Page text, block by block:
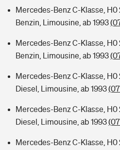
Typklassen: So ist Ihr Auto
Sie haben Fragen?
Mercedes-Benz C-Klasse, H0
Benzin, Limousine, ab 1993
Mercedes-Benz C-Klasse, H0
Benzin, Limousine, ab 1993
Mercedes-Benz C-Klasse, H0
Diesel, Limousine, ab 1993
Mercedes-Benz C-Klasse, H0
Diesel, Limousine, ab 1993
Mercedes-Benz C-Klasse, H0